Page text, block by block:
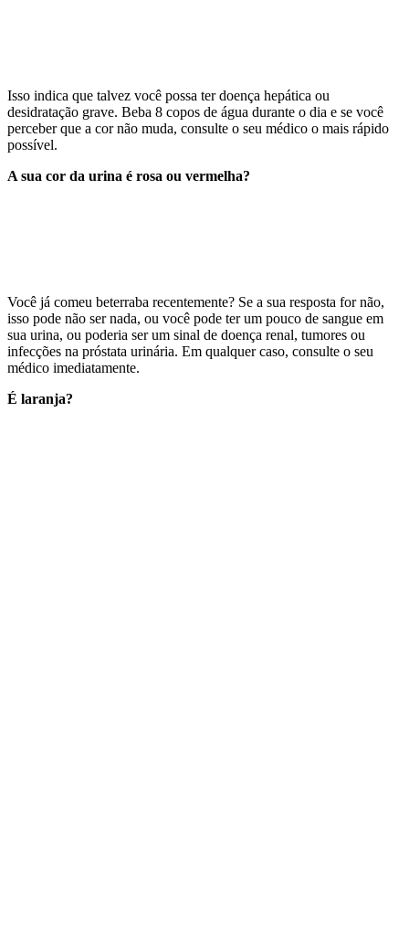
Isso indica que talvez você possa ter doença hepática ou
desidratação grave. Beba 8 copos de água durante o dia e se você
perceber que a cor não muda, consulte o seu médico o mais rápido
possível.
A sua cor da urina é rosa ou vermelha?
Você já comeu beterraba recentemente? Se a sua resposta for não,
isso pode não ser nada, ou você pode ter um pouco de sangue em
sua urina, ou poderia ser um sinal de doença renal, tumores ou
infecções na próstata urinária. Em qualquer caso, consulte o seu
médico imediatamente.
É laranja?